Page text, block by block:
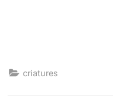
criatures